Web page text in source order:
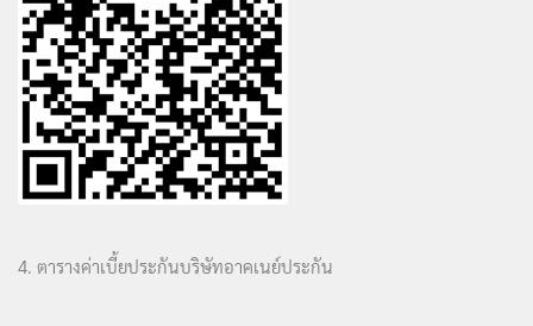
4. ตารางค่าเบี้ยประกันบริษัทอาคเนย์ประกัน